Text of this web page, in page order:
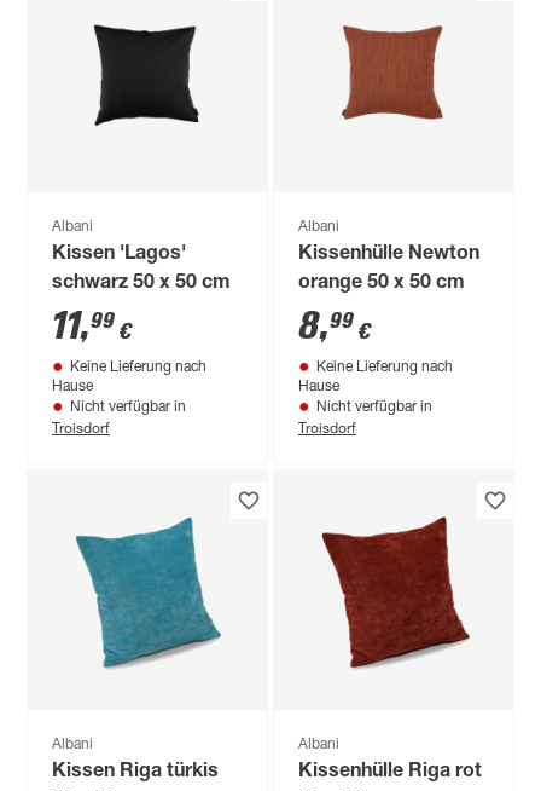
Albani
Kissen 'Lagos'
schwarz 50 x 50 cm
11,99 €
Keine Lieferung nach
Hause
Nicht verfügbar in
Troisdorf
Albani
Kissenhülle Newton
orange 50 x 50 cm
8,99 €
Keine Lieferung nach
Hause
Nicht verfügbar in
Troisdorf
Albani
Kissen Riga türkis
Albani
Kissenhülle Riga rot